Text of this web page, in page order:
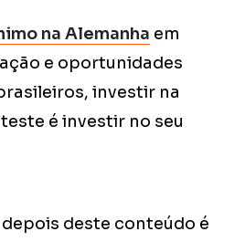
na Alemanha em
e oportunidades
investir na
é investir no seu
deste conteúdo é